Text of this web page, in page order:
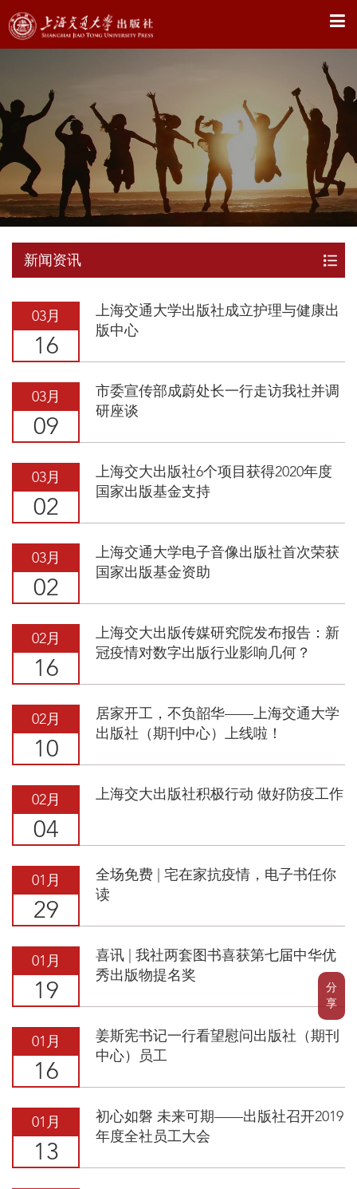
X
分
享
新闻资讯
03月
16
上海交通大学出版社成立护理与健康出
版中心
03月
09
市委宣传部成蔚处长一行走访我社并调
研座谈
03月
02
上海交大出版社6个项目获得2020年度
国家出版基金支持
03月
02
上海交通大学电子音像出版社首次荣获
国家出版基金资助
02月
16
上海交大出版传媒研究院发布报告：新
冠疫情对数字出版行业影响几何？
02月
10
居家开工，不负韶华——上海交通大学
出版社（期刊中心）上线啦！
02月
04
上海交大出版社积极行动 做好防疫工作
01月
29
全场免费 | 宅在家抗疫情，电子书任你
读
01月
19
喜讯 | 我社两套图书喜获第七届中华优
秀出版物提名奖
01月
16
姜斯宪书记一行看望慰问出版社（期刊
中心）员工
01月
13
初心如磐 未来可期——出版社召开2019
年度全社员工大会